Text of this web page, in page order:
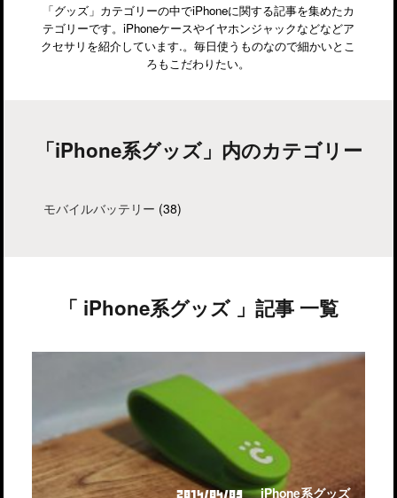
「グッズ」カテゴリーの中でiPhoneに関する記事を集めたカ
テゴリーです。iPhoneケースやイヤホンジャックなどなどア
クセサリを紹介しています.。毎日使うものなので細かいとこ
ろもこだわりたい。
「iPhone系グッズ」内のカテゴリー
モバイルバッテリー (38)
「 iPhone系グッズ 」記事 一覧
iPhone系グッズ